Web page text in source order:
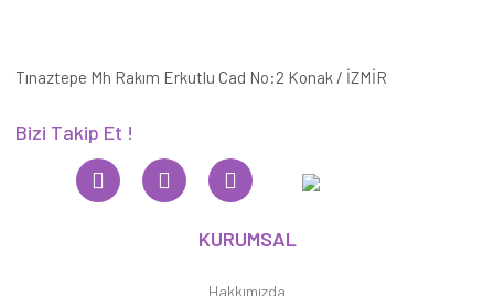
Tınaztepe Mh Rakım Erkutlu Cad No:2 Konak / İZMİR
Bizi Takip Et !
KURUMSAL
Hakkımızda